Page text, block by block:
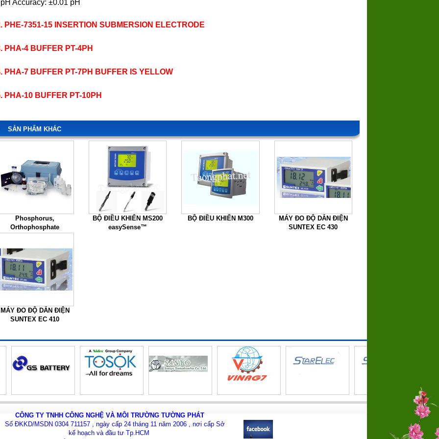
Accuracy: ±0.01 pH
PHE-7351-15 INSERTION SUBMERSION ELECTRODE
PHA-4 BUFFER PT-4PH
PHA-7 BUFFER PT-7PH BUFFER IS YELLOW
PHA-10 BUFFER PT-10PH
SẢN PHẨM KHÁC
Phosphorus,
Orthophosphate
BỘ ĐIỀU KHIỂN MS200
easySense™
BỘ ĐIỀU KHIỂN M300
MÁY ĐO ĐỘ DẪN ĐIỆN
SUNTEX EC 430
MÁY ĐO ĐỘ DẪN ĐIỆN
SUNTEX EC 410
CÔNG TY TNHH CÔNG NGHỆ VÀ MÔI TRƯỜNG TƯỜNG PHÁT
Số ĐKKD/MSDN 0304 711157 , ngày cấp 24 tháng 11 năm 2006 , nơi cấp Sở
kế hoạch và đầu tư Tp.HCM